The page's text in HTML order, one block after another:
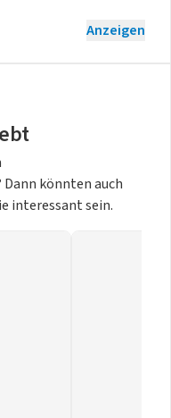
Anzeigen
Dann könnten auch
interessant sein.